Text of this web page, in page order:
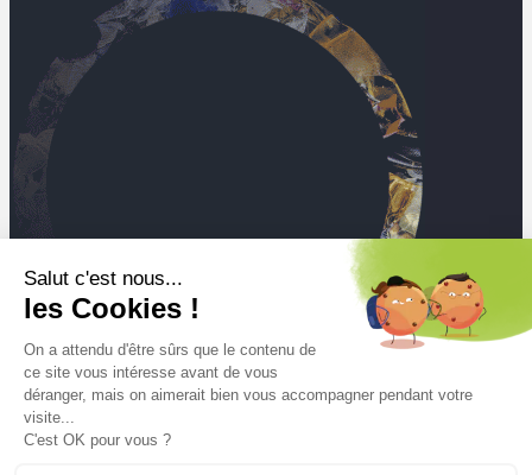
Salut c'est nous...
les Cookies !
On a attendu d'être sûrs que le contenu de
ce site vous intéresse avant de vous
déranger, mais on aimerait bien vous accompagner pendant votre
visite...
C'est OK pour vous ?